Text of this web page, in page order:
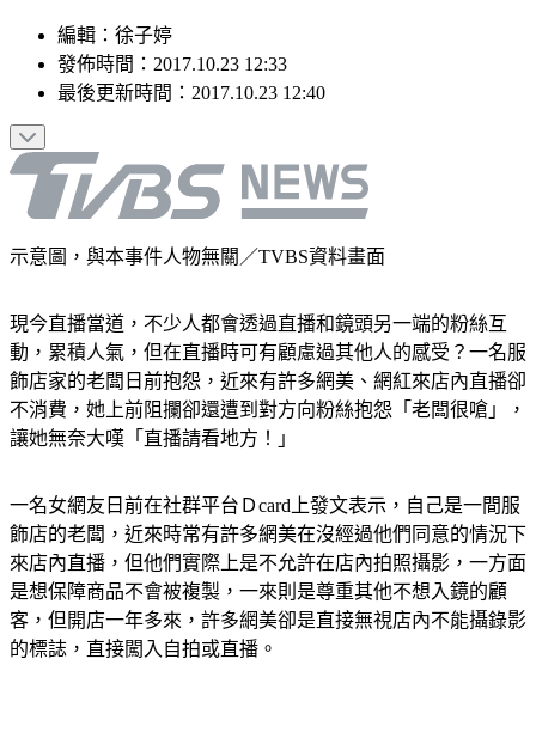
編輯 ： 徐子婷
發佈時間： 2017.10.23 12:33
最後更新時間： 2017.10.23 12:40
示意圖，與本事件人物無關／TVBS資料畫面
現今直播當道，不少人都會透過直播和鏡頭另一端的粉絲互
動，累積人氣，但在直播時可有顧慮過其他人的感受？一名服
飾店家的老闆日前抱怨，近來有許多網美、網紅來店內直播卻
不消費，她上前阻攔卻還遭到對方向粉絲抱怨「老闆很嗆」，
讓她無奈大嘆「直播請看地方！」
一名女網友日前在社群平台Ｄcard上發文表示，自己是一間服
飾店的老闆，近來時常有許多網美在沒經過他們同意的情況下
來店內直播，但他們實際上是不允許在店內拍照攝影，一方面
是想保障商品不會被複製，一來則是尊重其他不想入鏡的顧
客，但開店一年多來，許多網美卻是直接無視店內不能攝錄影
的標誌，直接闖入自拍或直播。